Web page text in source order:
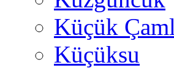
Küçük
Küçüksu